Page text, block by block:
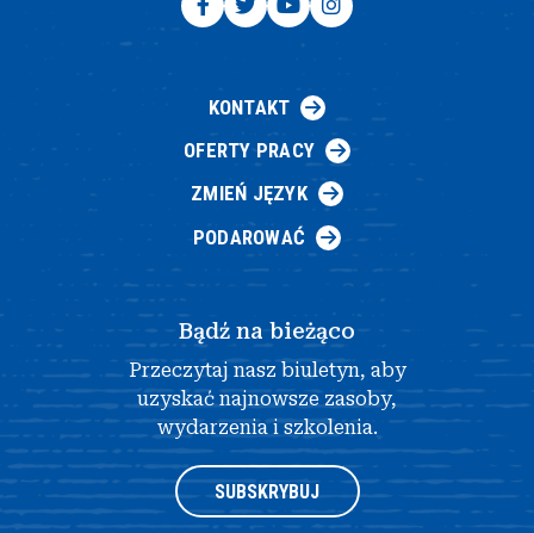
KONTAKT
OFERTY PRACY
ZMIEŃ JĘZYK
PODAROWAĆ
Bądź na bieżąco
Przeczytaj nasz biuletyn, aby
uzyskać najnowsze zasoby,
wydarzenia i szkolenia.
SUBSKRYBUJ